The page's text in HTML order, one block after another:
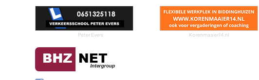
Peter Evers Korenmaaier14.nl